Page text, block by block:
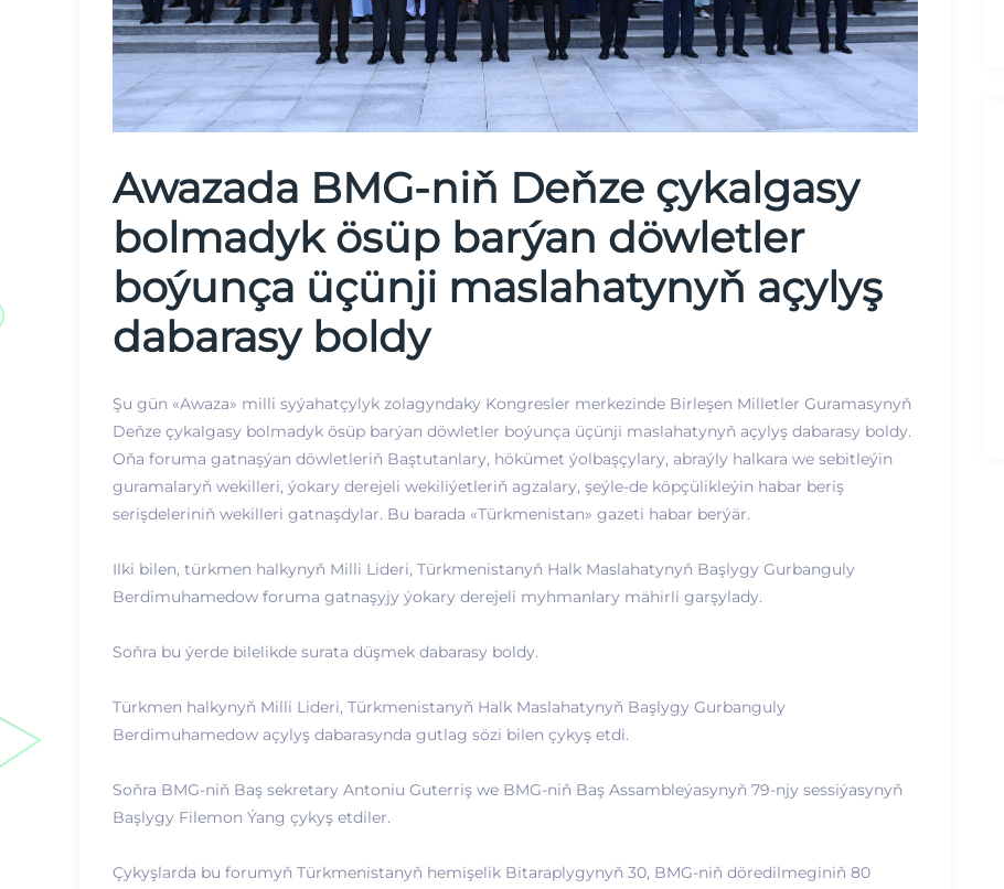
Awazada BMG-niň Deňze çykalgasy
bolmadyk ösüp barýan döwletler
boýunça üçünji maslahatynyň açylyş
dabarasy boldy
Şu gün «Awaza» milli syýahatçylyk zolagyndaky Kongresler merkezinde Birleşen Milletler Guramasynyň
Deňze çykalgasy bolmadyk ösüp barýan döwletler boýunça üçünji maslahatynyň açylyş dabarasy boldy.
Oňa foruma gatnaşýan döwletleriň Baştutanlary, hökümet ýolbaşçylary, abraýly halkara we sebitleýin
guramalaryň wekilleri, ýokary derejeli wekiliýetleriň agzalary, şeýle-de köpçülikleýin habar beriş
serişdeleriniň wekilleri gatnaşdylar. Bu barada «Türkmenistan» gazeti habar berýär.
Ilki bilen, türkmen halkynyň Milli Lideri, Türkmenistanyň Halk Maslahatynyň Başlygy Gurbanguly
Berdimuhamedow foruma gatnaşyjy ýokary derejeli myhmanlary mähirli garşylady.
Soňra bu ýerde bilelikde surata düşmek dabarasy boldy.
Türkmen halkynyň Milli Lideri, Türkmenistanyň Halk Maslahatynyň Başlygy Gurbanguly
Berdimuhamedow açylyş dabarasynda gutlag sözi bilen çykyş etdi.
Soňra BMG-niň Baş sekretary Antoniu Guterriş we BMG-niň Baş Assambleýasynyň 79-njy sessiýasynyň
Başlygy Filemon Ýang çykyş etdiler.
Çykyşlarda bu forumyň Türkmenistanyň hemişelik Bitaraplygynyň 30, BMG-niň döredilmeginiň 80